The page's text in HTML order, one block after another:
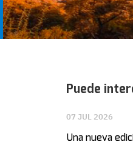
Puede
07 JUL 2026
Una nueva